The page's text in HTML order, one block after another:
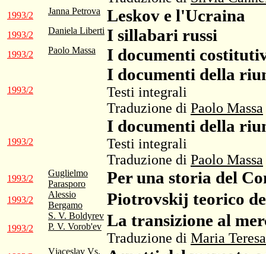
1993/2 Janna Petrova Leskov e l'Ucraina
1993/2 Daniela Liberti I sillabari russi
1993/2 Paolo Massa I documenti
1993/2
I documenti della
Testi integrali
Traduzione di Paolo Massa
1993/2
I documenti della
Testi integrali
Traduzione di Paolo Massa
1993/2
Guglielmo
Parasporo
Per una storia del
1993/2
Alessio
Bergamo
Piotrovskij teorico
1993/2
S. V. Boldyrev
P. V. Vorob'ev La transizione al
Traduzione di Maria
Vjaceslav Vs.